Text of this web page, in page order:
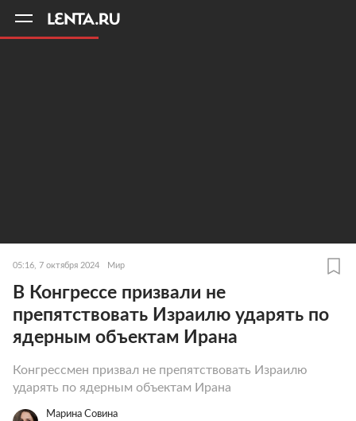
05:16, 7 октября 2024 Мир
В Конгрессе призвали не
препятствовать Израилю ударять по
ядерным объектам Ирана
Конгрессмен призвал не препятствовать Израилю
ударять по ядерным объектам Ирана
Марина Совина